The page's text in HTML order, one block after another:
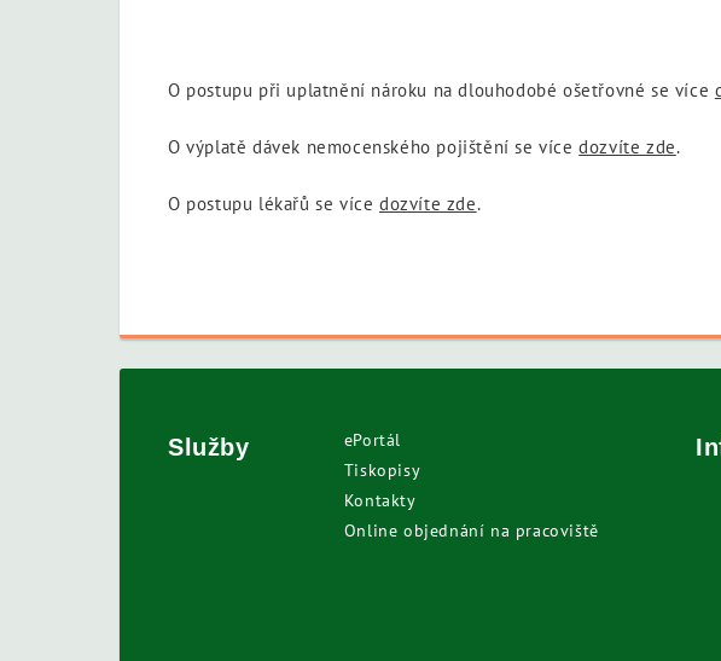
O postupu při uplatnění nároku na dlouhodobé ošetřovné se více
O výplatě dávek nemocenského pojištění se vícedozvíte zde.
O postupu lékařů se vícedozvíte zde.
Služby
ePortál
Tiskopisy
Kontakty
Online objednání na pracoviště